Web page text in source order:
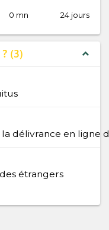
0 mn 24 jours
3 expand_less
délivrance en ligne
étrangers